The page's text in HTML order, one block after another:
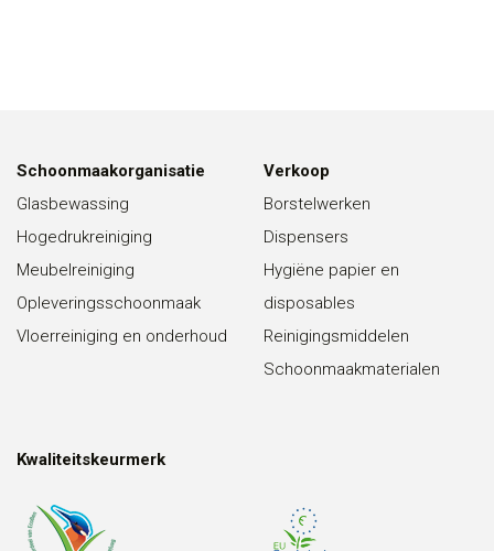
Schoonmaakorganisatie
Glasbewassing
Hogedrukreiniging
Meubelreiniging
Opleveringsschoonmaak
Vloerreiniging en onderhoud
Verkoop
Borstelwerken
Dispensers
Hygiëne papier en
disposables
Reinigingsmiddelen
Schoonmaakmaterialen
Kwaliteitskeurmerk